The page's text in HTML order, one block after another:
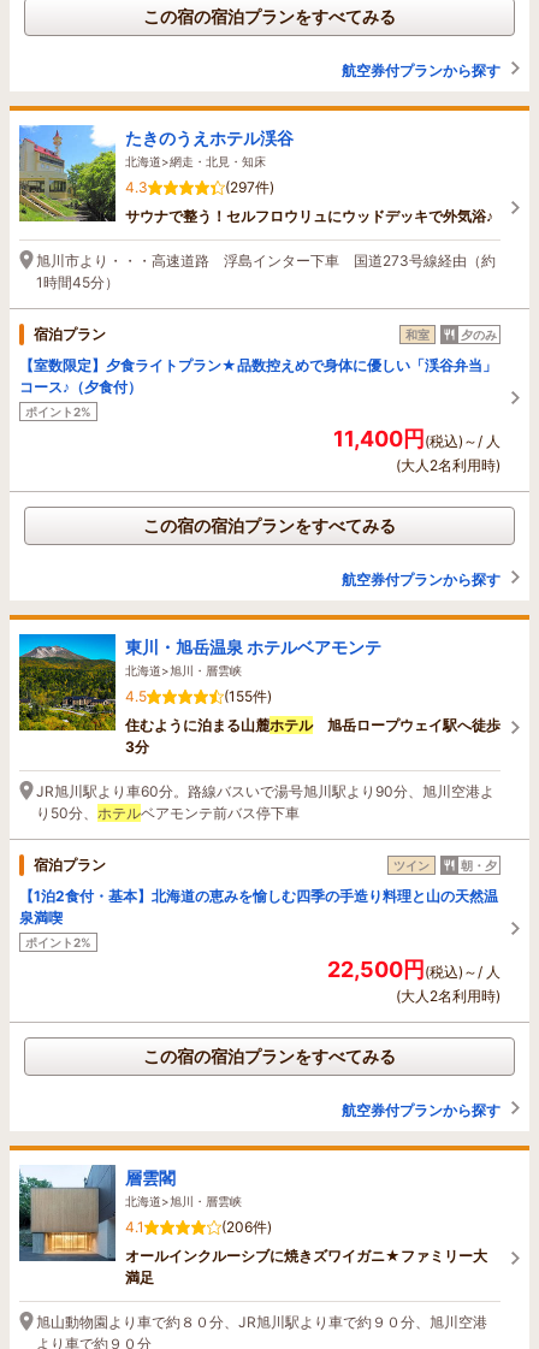
この宿の宿泊プランをすべてみる
航空券付プランから探す
たきのうえホテル渓谷
北海道>網走・北見・知床
4.3
(297件)
サウナで整う！セルフロウリュにウッドデッキで外気浴♪
旭川市より・・・高速道路 浮島インター下車 国道273号線経由（約
1時間45分）
宿泊プラン 和室 夕のみ
【室数限定】夕食ライトプラン★品数控えめで身体に優しい「渓谷弁当」
コース♪（夕食付）
ポイント2%
11,400円(税込)～/ 人
(大人2名利用時)
この宿の宿泊プランをすべてみる
航空券付プランから探す
東川・旭岳温泉 ホテルベアモンテ
北海道>旭川・層雲峡
4.5
(155件)
住むように泊まる山麓ホテル旭岳ロープウェイ駅へ徒歩
3分
JR旭川駅より車60分。路線バスいで湯号旭川駅より90分、旭川空港よ
り50分、 ホテルベアモンテ前バス停下車
宿泊プラン ツイン 朝・夕
【1泊2食付・基本】北海道の恵みを愉しむ四季の手造り料理と山の天然温
泉満喫
ポイント2%
22,500円(税込)～/ 人
(大人2名利用時)
この宿の宿泊プランをすべてみる
航空券付プランから探す
層雲閣
北海道>旭川・層雲峡
4.1
(206件)
オールインクルーシブに焼きズワイガニ★ファミリー大
満足
旭山動物園より車で約８０分、JR旭川駅より車で約９０分、旭川空港
より車で約９０分